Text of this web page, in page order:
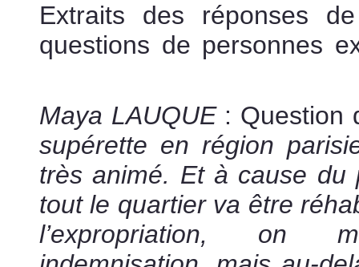
Extraits des réponses
questions de personnes
Maya LAUQUE: Question
supérette en région
très animé. Et à cause du
tout le quartier va être
l’expropriation, on